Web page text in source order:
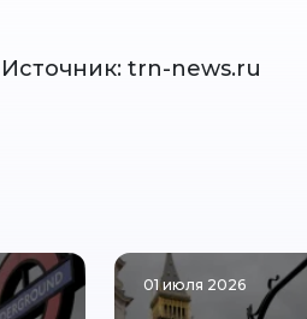
Источник: trn-news.ru
01 июля 2026